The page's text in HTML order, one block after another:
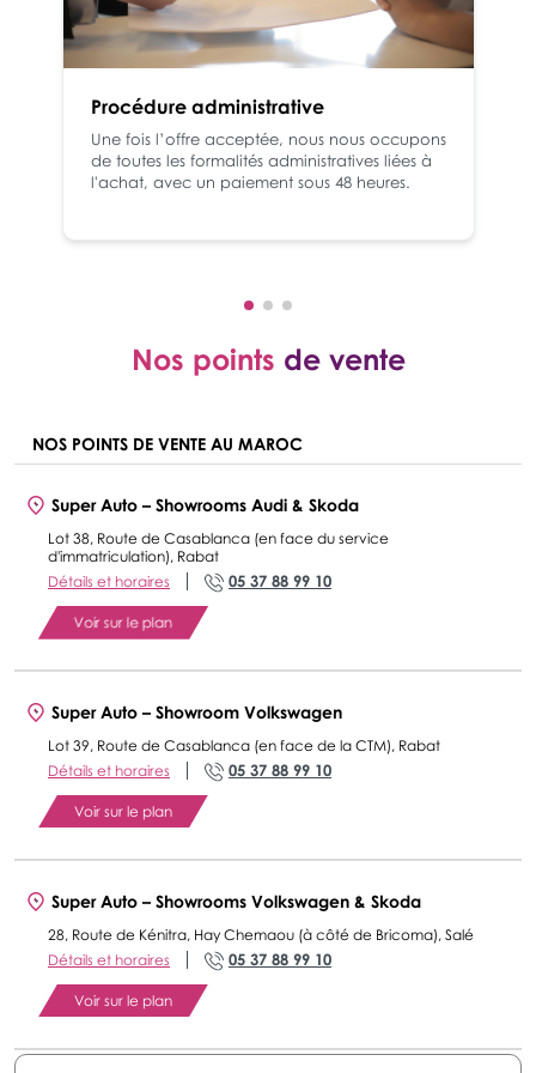
Procédure administrative
Une fois l’offre acceptée, nous nous occupons
de toutes les formalités administratives liées à
l'achat, avec un paiement sous 48 heures.
Nos points de vente
NOS POINTS DE VENTE AU MAROC
Super Auto – Showrooms Audi & Skoda
Lot 38, Route de Casablanca (en face du service
d'immatriculation), Rabat
Détails et horaires
05 37 88 99 10
Voir sur le plan
Super Auto – Showroom Volkswagen
Lot 39, Route de Casablanca (en face de la CTM), Rabat
Détails et horaires
05 37 88 99 10
Voir sur le plan
Super Auto – Showrooms Volkswagen & Skoda
28, Route de Kénitra, Hay Chemaou (à côté de Bricoma), Salé
Détails et horaires
05 37 88 99 10
Voir sur le plan